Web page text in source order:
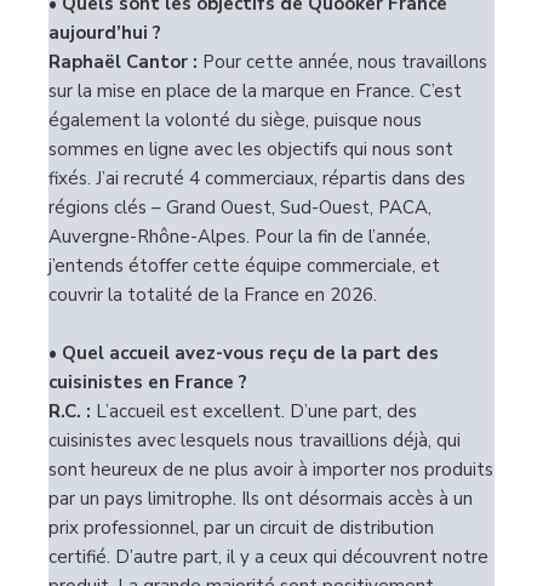
aujourd’hui ?
Raphaël Cantor : Pour cette année, nous travaillons
sur la mise en place de la marque en France. C’est
également la volonté du siège, puisque nous
sommes en ligne avec les objectifs qui nous sont
fixés. J’ai recruté 4 commerciaux, répartis dans des
régions clés – Grand Ouest, Sud-Ouest, PACA,
Auvergne-Rhône-Alpes. Pour la fin de l’année,
j’entends étoffer cette équipe commerciale, et
couvrir la totalité de la France en 2026.
• Quel accueil avez-vous reçu de la part des
cuisinistes en France ?
R.C. : L’accueil est excellent. D’une part, des
cuisinistes avec lesquels nous travaillions déjà, qui
sont heureux de ne plus avoir à importer nos produits
par un pays limitrophe. Ils ont désormais accès à un
prix professionnel, par un circuit de distribution
certifié. D’autre part, il y a ceux qui découvrent notre